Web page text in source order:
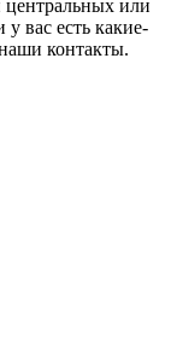
центральных или
вас есть какие-
контакты.